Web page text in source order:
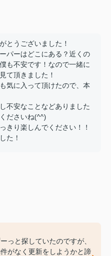
とうございました！
パーはどこにある？近くの
も不安です！なので一緒に
て頂きました！
気に入って頂けたので、本
不安なことなどありました
ださいね(^^)
きり楽しんでください！！
た！
っと探していたのですが、
がなく更新をしようかと諦